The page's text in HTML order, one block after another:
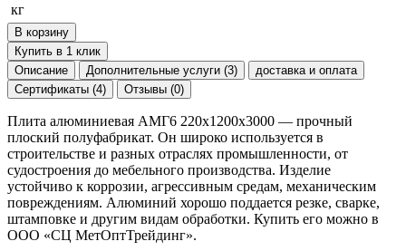
кг
В корзину
Купить в 1 клик
Описание
Дополнительные услуги (3)
доставка и оплата
Сертификаты (4)
Отзывы (0)
Плита алюминиевая АМГ6 220х1200х3000 — прочный
плоский полуфабрикат. Он широко используется в
строительстве и разных отраслях промышленности, от
судостроения до мебельного производства. Изделие
устойчиво к коррозии, агрессивным средам, механическим
повреждениям. Алюминий хорошо поддается резке, сварке,
штамповке и другим видам обработки. Купить его можно в
ООО «СЦ МетОптТрейдинг».